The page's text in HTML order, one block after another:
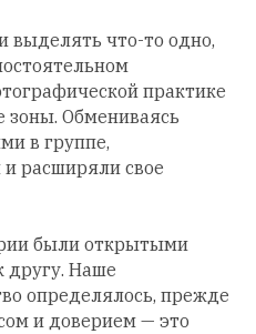
выделять что-то одно,
практике
зоны. Обмениваясь
в группе,
расширяли свое
были открытыми
другу. Наше
определялось, прежде
и доверием — это